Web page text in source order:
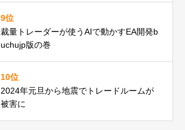
9位
裁量トレーダーが使うAIで動かすEA開発b
uchujp版の巻
10位
2024年元旦から地震でトレードルームが
被害に